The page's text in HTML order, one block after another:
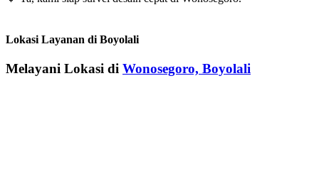
Lokasi Layanan di Boyolali
Melayani Lokasi di Wonosegoro, Boyolali